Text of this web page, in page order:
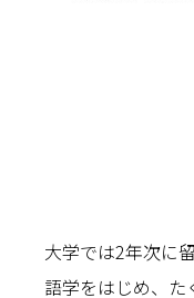
大学では2年次に
語学をはじめ、